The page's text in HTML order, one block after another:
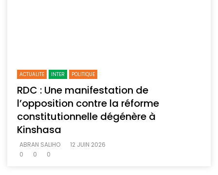
ACTUALITE INTER POLITIQUE
RDC : Une manifestation de
l’opposition contre la réforme
constitutionnelle dégénère à
Kinshasa
ABRAN SALIHO
12 JUIN 2026
0
0 0